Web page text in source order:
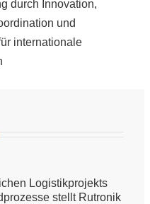
durch Innovation,
und
internationale
Logistikprojekts
stellt Rutronik